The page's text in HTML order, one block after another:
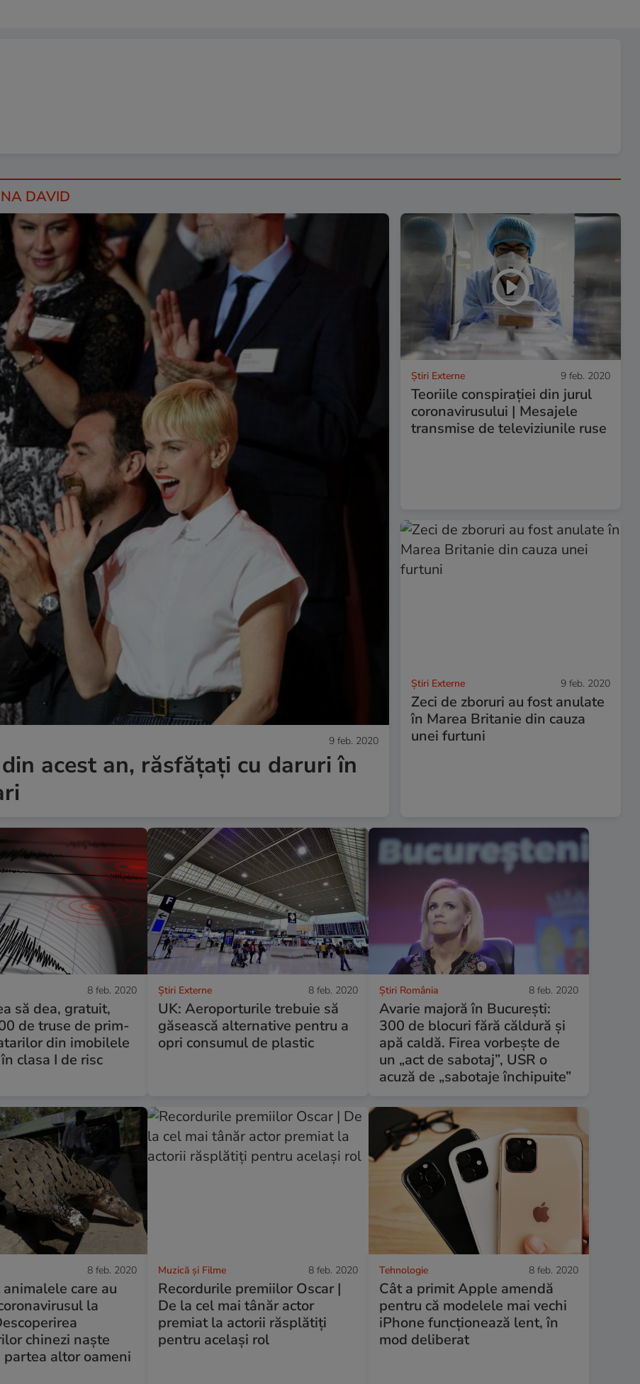
DAVID
9 feb. 2020
acest an, răsfățați cu daruri în
Știri Externe 9 feb. 2020
Teoriile conspirației din jurul
coronavirusului | Mesajele
transmise de televiziunile ruse
Știri Externe 9 feb. 2020
Zeci de zboruri au fost anulate
în Marea Britanie din cauza
unei furtuni
8 feb. 2020
să dea, gratuit,
de truse de prim-
din imobilele
clasa I de risc
Știri Externe 8 feb. 2020
UK: Aeroporturile trebuie să
găsească alternative pentru a
opri consumul de plastic
Știri România 8 feb. 2020
Avarie majoră în București:
300 de blocuri fără căldură și
apă caldă. Firea vorbește de
un „act de sabotaj”, USR o
acuză de „sabotaje închipuite”
8 feb. 2020
care au
la
chinezi naște
partea altor oameni
Muzică și Filme 8 feb. 2020
Recordurile premiilor Oscar |
De la cel mai tânăr actor
premiat la actorii răsplătiți
pentru același rol
Tehnologie 8 feb. 2020
Cât a primit Apple amendă
pentru că modelele mai vechi
iPhone funcționează lent, în
mod deliberat